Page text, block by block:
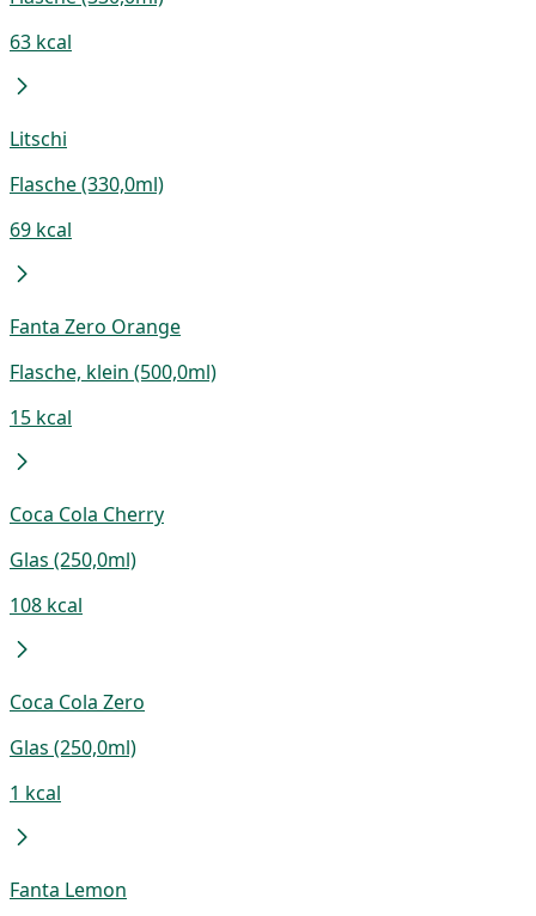
63 kcal
Litschi
Flasche (330,0ml)
69 kcal
Fanta Zero Orange
Flasche, klein (500,0ml)
15 kcal
Coca Cola Cherry
Glas (250,0ml)
108 kcal
Coca Cola Zero
Glas (250,0ml)
1 kcal
Fanta Lemon